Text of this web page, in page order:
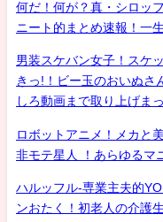
何だ！何が？真・シロ
ニート的まとめ速報！一
男装スケバン女子！スケ
きっ!！ビー玉のおいぬ
しろ動画まで取り上げま
ロボットアニメ！メカと
非モテ星人 ！あらゆるマ
ハルッフル-専業主夫的
ンおたく！初老人の介護